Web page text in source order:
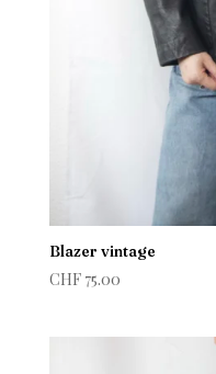
Blazer vintage
CHF75.00